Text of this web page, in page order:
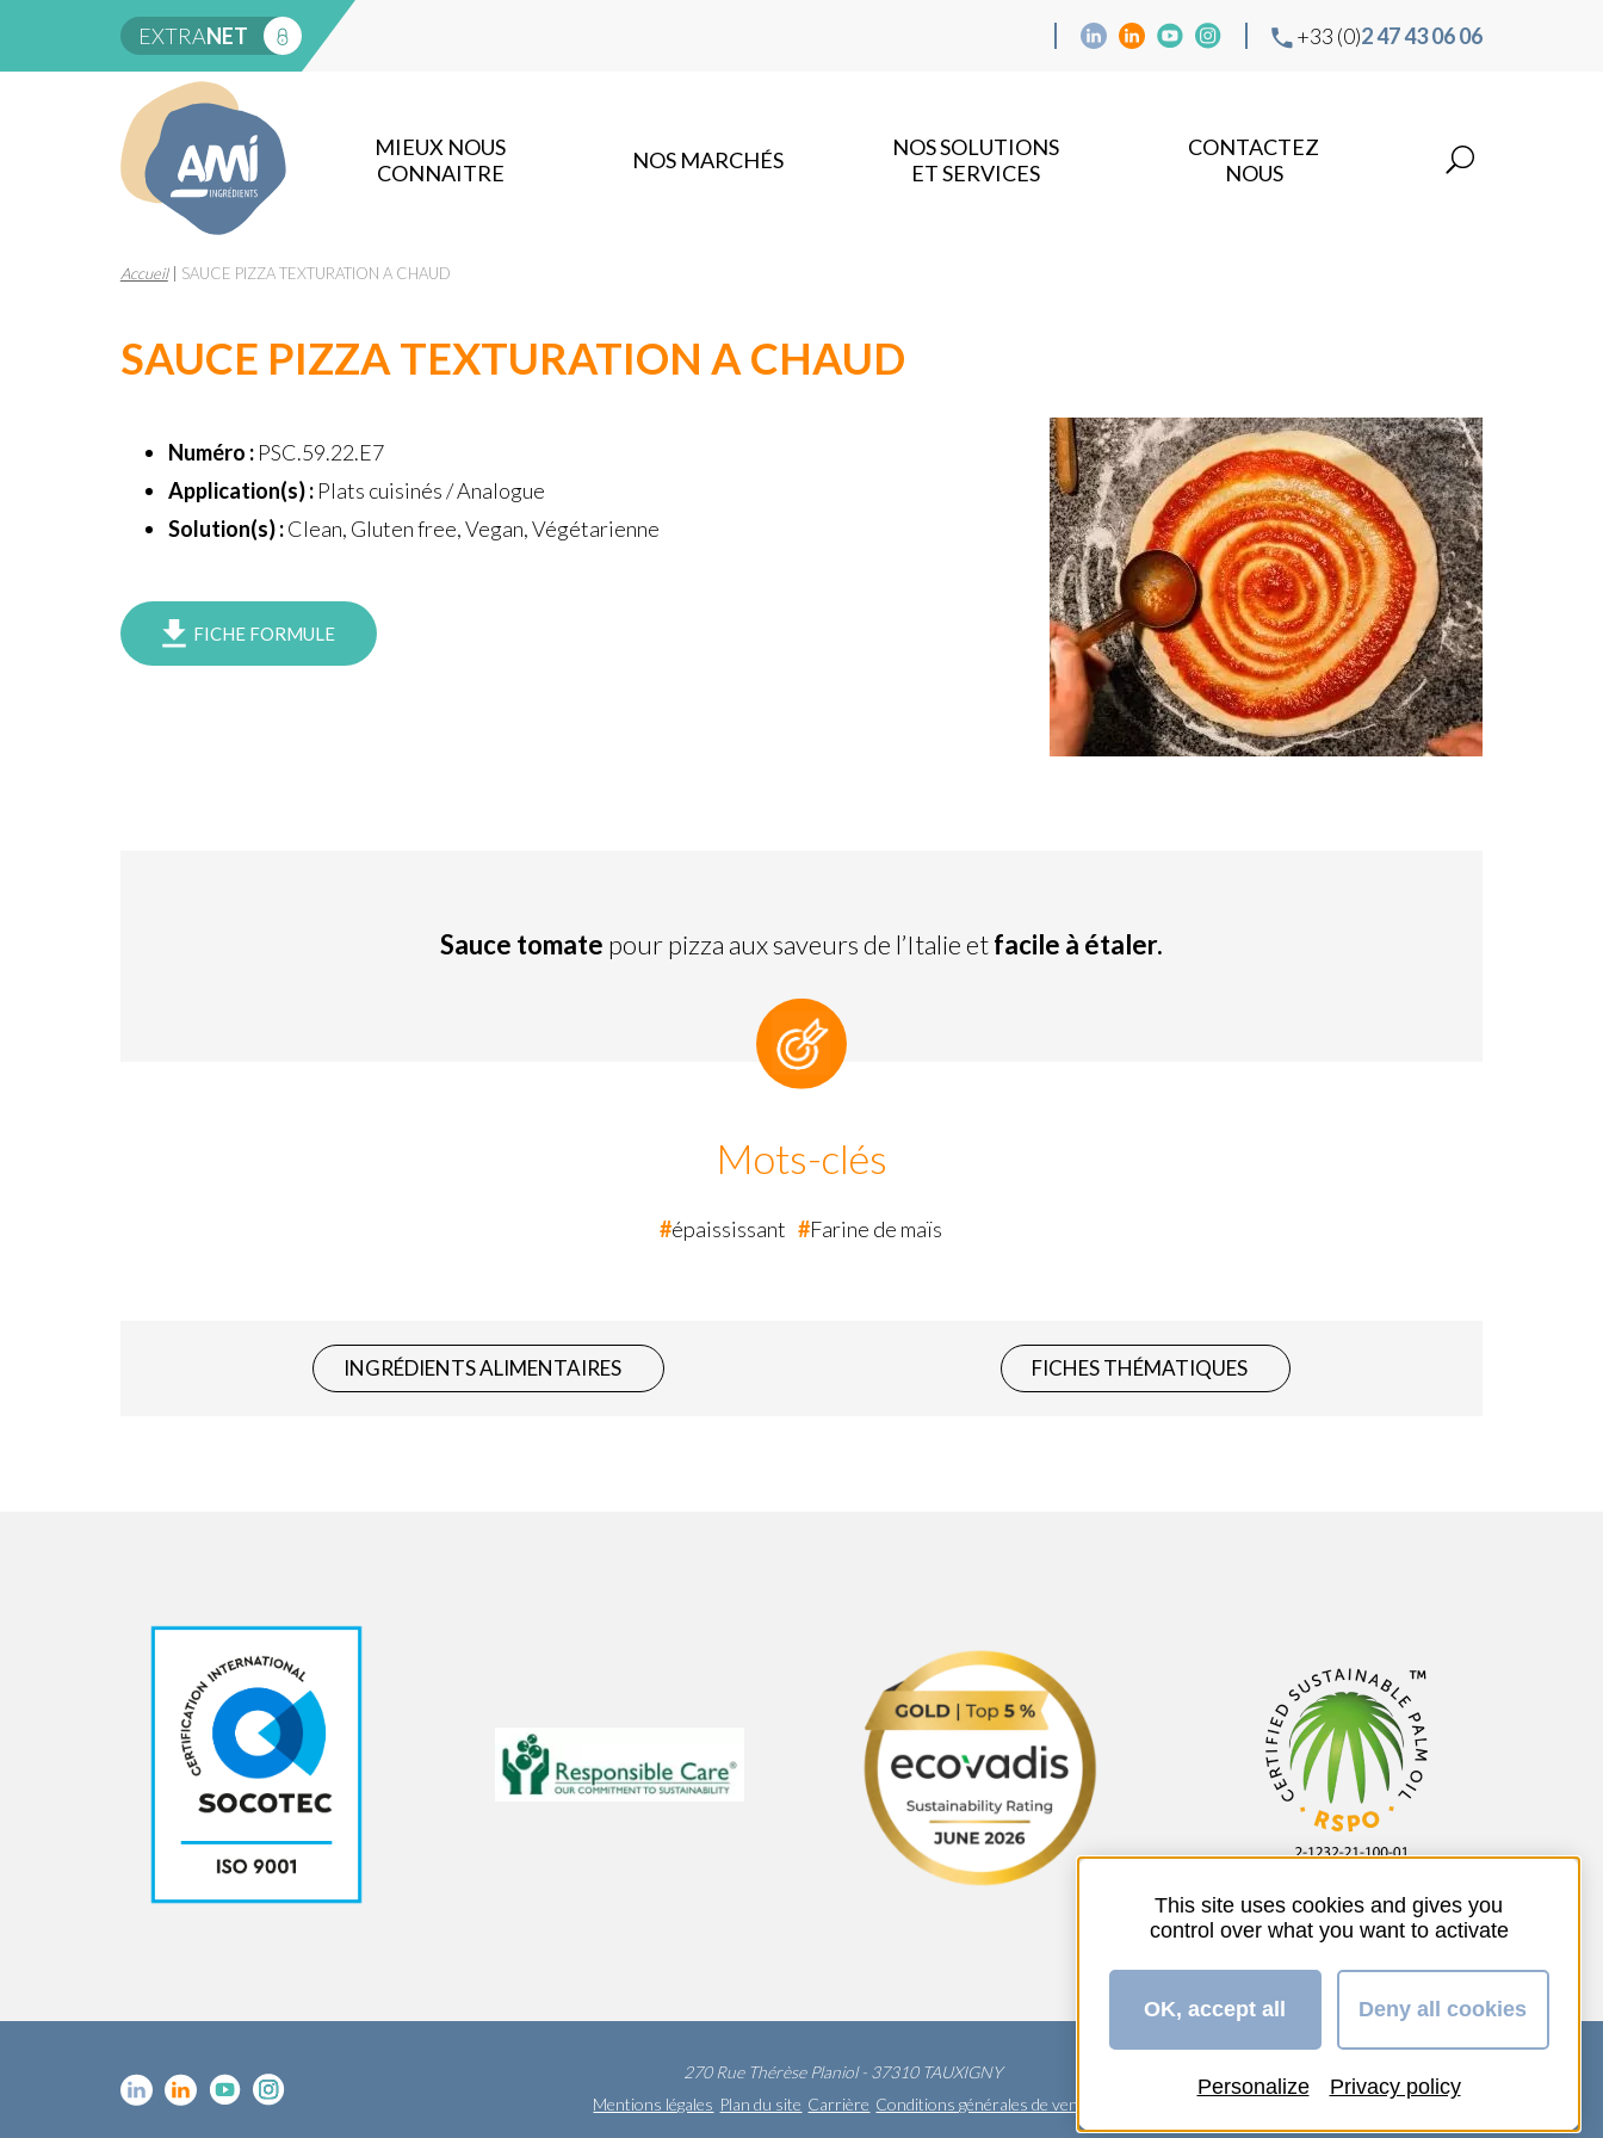
EXTRANET +33 (0)2 47 43 06 06
MIEUX NOUS
CONNAITRE
NOS MARCHÉS
NOS SOLUTIONS
ET SERVICES
CONTACTEZ
NOUS
Accueil| SAUCE PIZZA TEXTURATION A CHAUD
SAUCE PIZZA TEXTURATION A CHAUD
Numéro :PSC.59.22.E7
Application(s) :Plats cuisinés / Analogue
Solution(s) :Clean, Gluten free, Vegan, Végétarienne
FICHE FORMULE
Sauce tomate pour pizza aux saveurs de l’Italie etfacile à étaler.
Mots-clés
épaississant Farine de maïs
INGRÉDIENTS ALIMENTAIRES FICHES THÉMATIQUES
270 Rue Thérèse Planiol - 37310 TAUXIGNY
Mentions légales Plan du site Carrière Conditions générales de vente
This site uses cookies and gives you
control over what you want to activate
OK, accept all Deny all cookies
Personalize Privacy policy